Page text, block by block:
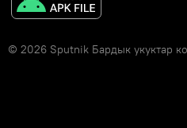
© 2026 Sputnik Бардык укуктар